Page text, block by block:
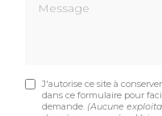
Message
J'autorise ce site à
dans ce formulaire pour
demande. (Aucune